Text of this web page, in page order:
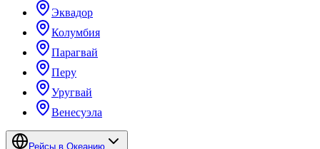
Эквадор
Колумбия
Парагвай
Перу
Уругвай
Венесуэла
Рейсы в Океанию